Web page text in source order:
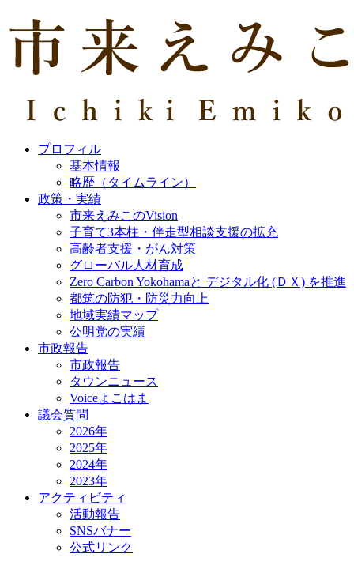
プロフィル
基本情報
略歴（タイムライン）
政策・実績
市来えみこのVision
子育て3本柱・伴走型相談支援の拡充
高齢者支援・がん対策
グローバル人材育成
Zero Carbon Yokohamaと デジタル化 (ＤＸ) を推進
都筑の防犯・防災力向上
地域実績マップ
公明党の実績
市政報告
市政報告
タウンニュース
Voiceよこはま
議会質問
2026年
2025年
2024年
2023年
アクティビティ
活動報告
SNSバナー
公式リンク